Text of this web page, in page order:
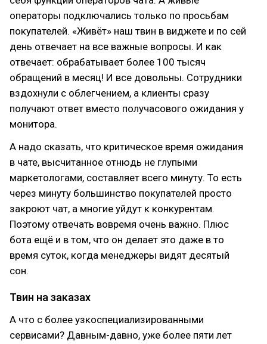
операторы подключались только по просьбам
покупателей. «Живёт» наш твин в виджете и по сей
день отвечает на все важные вопросы. И как
отвечает: обрабатывает более 100 тысяч
обращений в месяц! И все довольны. Сотрудники
вздохнули с облегчением, а клиенты сразу
получают ответ вместо получасового ожидания у
монитора.
А надо сказать, что критическое время ожидания
в чате, высчитанное отнюдь не глупыми
маркетологами, составляет всего минуту. То есть
через минуту большинство покупателей просто
закроют чат, а многие уйдут к конкурентам.
Поэтому отвечать вовремя очень важно. Плюс
бота ещё и в том, что он делает это даже в то
время суток, когда менеджеры видят десятый
сон.
Твин на заказах
А что с более узкоспециализированными
сервисами? Давным-давно, уже более пяти лет